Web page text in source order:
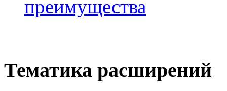
преимущества
Тематика расширений